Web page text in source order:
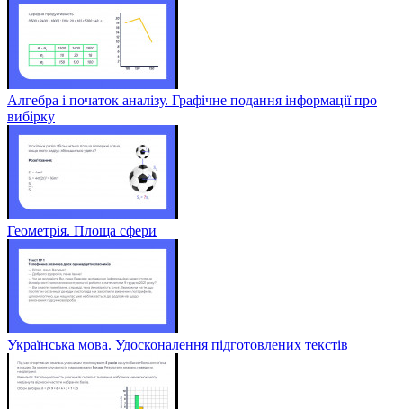
Алгебра і початок аналізу. Графічне подання інформації про
вибірку
Геометрія. Площа сфери
Українська мова. Удосконалення підготовлених текстів